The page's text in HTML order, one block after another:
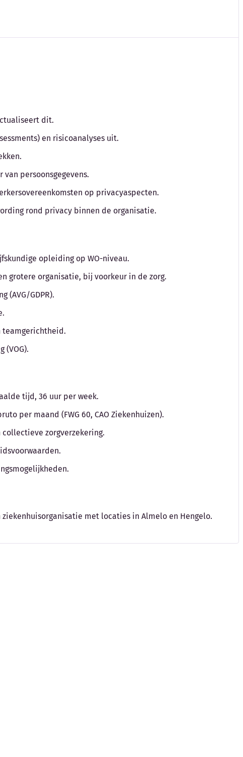
dit.
en risicoanalyses uit.
persoonsgegevens.
op privacyaspecten.
rond privacy binnen de organisatie.
opleiding op WO-niveau.
grotere organisatie, bij voorkeur in de zorg.
(AVG/GDPR).
teamgerichtheid.
(VOG).
tijd, 36 uur per week.
per maand (FWG 60, CAO Ziekenhuizen).
collectieve zorgverzekering.
ziekenhuisorganisatie met locaties in Almelo en Hengelo.